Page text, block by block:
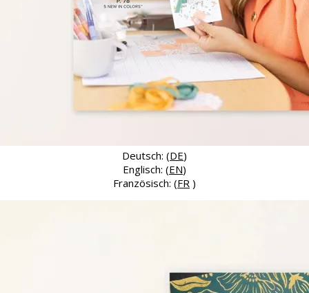
Deutsch: (DE)
Englisch: (EN)
Französisch: (FR )